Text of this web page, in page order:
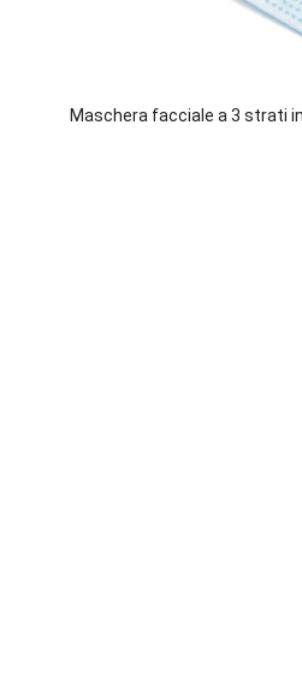
Maschera facciale a 3 strati